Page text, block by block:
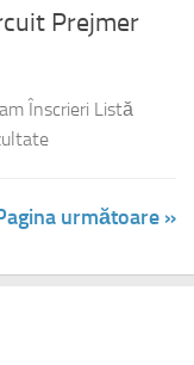
Prejmer
Înscrieri Listă
următoare »